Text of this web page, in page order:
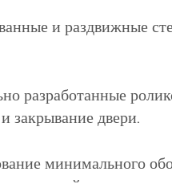
и раздвижные
разработанные
закрывание двери.
минимального